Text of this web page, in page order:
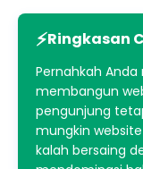
Ringkasan
Pernahkah
membangun
pengunjung
mungkin
kalah bersaing